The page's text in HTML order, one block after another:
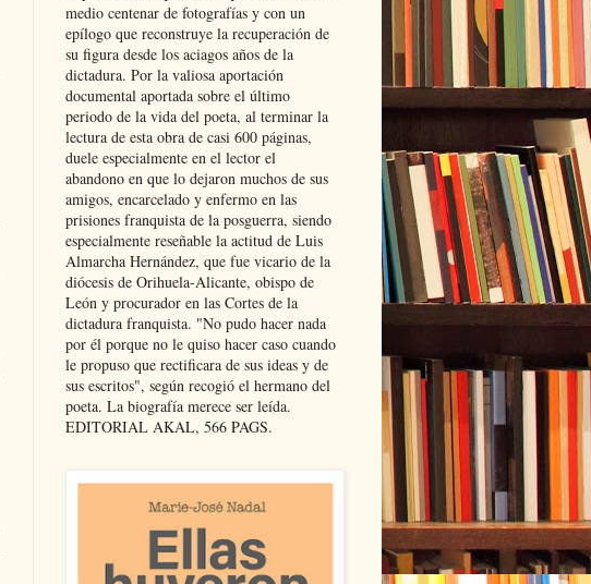
medio centenar de fotografías y con un
epílogo que reconstruye la recuperación de
su figura desde los aciagos años de la
dictadura. Por la valiosa aportación
documental aportada sobre el último
periodo de la vida del poeta, al terminar la
lectura de esta obra de casi 600 páginas,
duele especialmente en el lector el
abandono en que lo dejaron muchos de sus
amigos, encarcelado y enfermo en las
prisiones franquista de la posguerra, siendo
especialmente reseñable la actitud de Luis
Almarcha Hernández, que fue vicario de la
diócesis de Orihuela-Alicante, obispo de
León y procurador en las Cortes de la
dictadura franquista. "No pudo hacer nada
por él porque no le quiso hacer caso cuando
le propuso que rectificara de sus ideas y de
sus escritos", según recogió el hermano del
poeta. La biografía merece ser leída.
EDITORIAL AKAL, 566 PAGS.